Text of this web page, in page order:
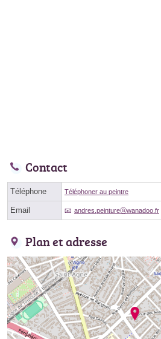
Contact
Téléphone Téléphoner au peintre
Email andres.peintureⓐwanadoo.fr
Plan et adresse